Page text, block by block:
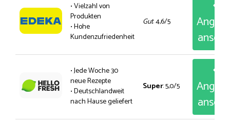
• Vielzahl von
Produkten
• Hohe
Kundenzufriedenheit
Gut: 4,6/5
• Jede Woche 30
neue Rezepte
• Deutschlandweit
nach Hause geliefert
Super: 5,0/5